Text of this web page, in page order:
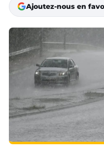
Ajoutez-nous en